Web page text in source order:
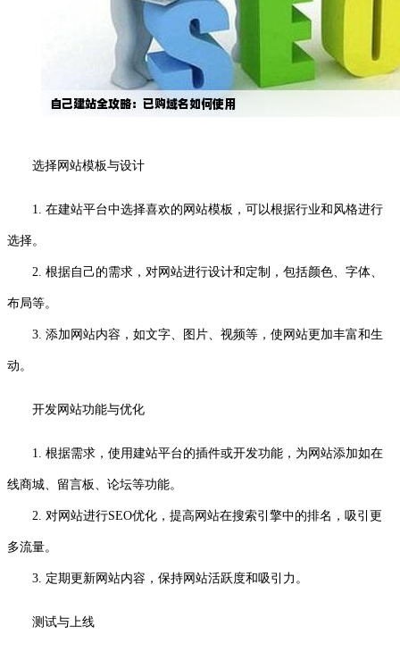
选择网站模板与设计
1. 在建站平台中选择喜欢的网站模板，可以根据行业和风格进行
选择。
2. 根据自己的需求，对网站进行设计和定制，包括颜色、字体、
布局等。
3. 添加网站内容，如文字、图片、视频等，使网站更加丰富和生
动。
开发网站功能与优化
1. 根据需求，使用建站平台的插件或开发功能，为网站添加如在
线商城、留言板、论坛等功能。
2. 对网站进行SEO优化，提高网站在搜索引擎中的排名，吸引更
多流量。
3. 定期更新网站内容，保持网站活跃度和吸引力。
测试与上线